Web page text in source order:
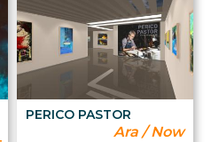
PERICO PASTOR
Ara / Now